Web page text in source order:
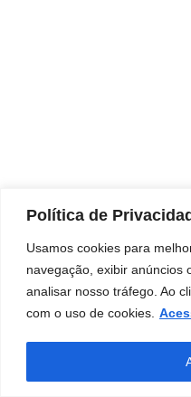
Política de
Usamos cookies para
navegação, exibir anúncios
analisar nosso tráfego. Ao
com o uso de cookies.